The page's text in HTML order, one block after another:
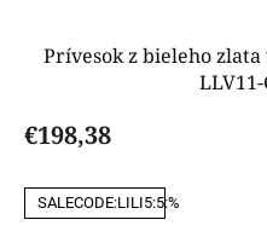
Prívesok z bieleho
€198,38
SALECODE:LILI5:5:%